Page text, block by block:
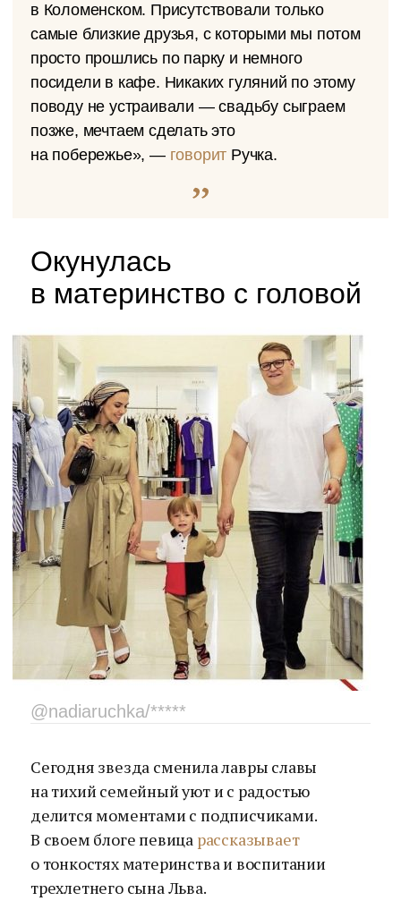
в Коломенском. Присутствовали только
самые близкие друзья, с которыми мы потом
просто прошлись по парку и немного
посидели в кафе. Никаких гуляний по этому
поводу не устраивали — свадьбу сыграем
позже, мечтаем сделать это
на побережье», — говорит Ручка.
Окунулась
в материнство с головой
@nadiaruchka/*****
Сегодня звезда сменила лавры славы
на тихий семейный уют и с радостью
делится моментами с подписчиками.
В своем блоге певица рассказывает
о тонкостях материнства и воспитании
трехлетнего сына Льва.